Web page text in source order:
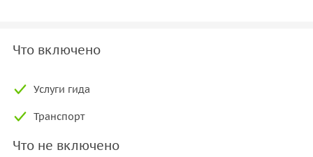
Что включено
Услуги гида
Транспорт
Что не включено